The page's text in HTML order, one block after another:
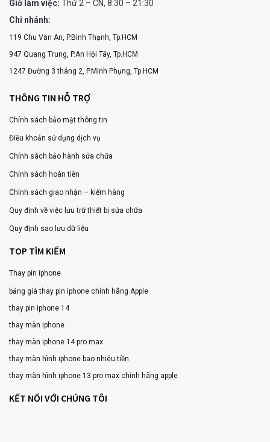
Giờ làm việc: Thứ 2 – CN, 8:30 – 21:30
Chi nhánh:
119 Chu Văn An, P.Bình Thạnh, Tp.HCM
947 Quang Trung, P.An Hội Tây, Tp.HCM
1247 Đường 3 tháng 2, P.Minh Phụng, Tp.HCM
THÔNG TIN HỖ TRỢ
Chính sách bảo mật thông tin
Điều khoản sử dụng dịch vụ
Chính sách bảo hành sửa chữa
Chính sách hoàn tiền
Chính sách giao nhận – kiểm hàng
Quy định về việc lưu trữ thiết bị sửa chữa
Quy định sao lưu dữ liệu
TOP TÌM KIẾM
Thay pin iphone
bảng giá thay pin iphone chính hãng Apple
thay pin iphone 14
thay màn iphone
thay màn iphone 14 pro max
thay màn hình iphone bao nhiêu tiền
thay màn hình iphone 13 pro max chính hãng apple
KẾT NỐI VỚI CHÚNG TÔI